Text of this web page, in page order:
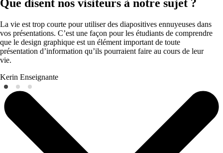
Que disent nos visiteurs à notre sujet ?
La vie est trop courte pour utiliser des diapositives ennuyeuses dans
vos présentations. C’est une façon pour les étudiants de comprendre
que le design graphique est un élément important de toute
présentation d’information qu’ils pourraient faire au cours de leur
vie.
Kerin Enseignante